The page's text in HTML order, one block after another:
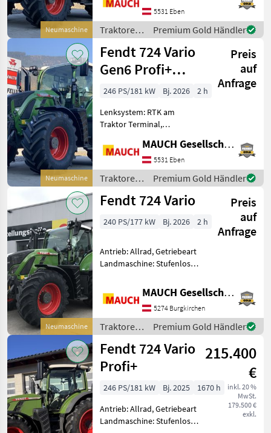
Neumaschine
Kreuzsteuerhebel:
elektrisch, Oberlenker
hinten: hydraulisch,
Bolzengröße
Anhängevorrichtung (m
5531 Eben
Traktoren
/ Fendt
Premium Gold Händler
Neumaschine
Fendt 724 Vario
Gen6 Profi+
Setting2
Preis
auf
Anfrage
246 PS/181 kW Bj. 2026
2 h
Lenksystem: RTK am
Traktor Terminal,
540/540E/1000/1000E,
Anhängevorrichtung:
automatisch,
Kreuzsteuerhebel:
elektrisch, Oberlenker
hinten: hydraulis
MAUCH Gesellschaft m.b.H. & Co.KG, Eben
5531 Eben
Traktoren
/ Fendt
Premium Gold Händler
Neumaschine
Fendt 724 Vario
Preis
auf
Anfrage
240 PS/177 kW Bj. 2026 2 h
Antrieb: Allrad, Getriebeart
Landmaschine: Stufenloses
Zapfwellendrehzahl:
540/540E/1000,
Höchstgeschwindigkeit in
km/h: 50 km/h, Aufladung:
MAUCH Gesellschaft m.b.H. & Co.KG
5274 Burgkirchen
Traktoren
/ Fendt
Premium Gold Händler
Fendt 724 Vario
Profi+
215.400
€
inkl. 20 %
MwSt.
179.500 €
exkl.
246 PS/181 kW Bj. 2025
1670 h
Antrieb: Allrad, Getriebeart
Landmaschine: Stufenloses